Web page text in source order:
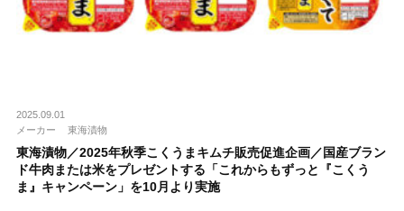
2025.09.01
メーカー
東海漬物
東海漬物／2025年秋季こくうまキムチ販売促進企画／国産ブラン
ド牛肉または米をプレゼントする「これからもずっと『こくう
ま』キャンペーン」を10月より実施